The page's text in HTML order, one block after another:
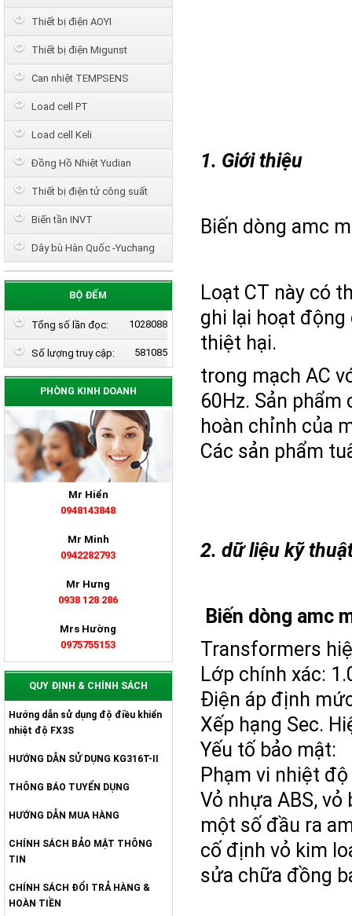
1. Giới thiệu
Biến dòng amc
Loạt CT này có
ghi lại hoạt
thiệt hại.
trong mạch AC
60Hz. Sản
hoàn chỉnh của
Các sản phẩm
2. dữ liệu kỹ
Biến dòng amc
Transformers
Lớp chính xác:
Điện áp định
Xếp hạng Sec.
Yếu tố bảo mật:
Phạm vi nhiệt
Vỏ nhựa ABS,
một số đầu ra
cố định vỏ kim
sửa chữa đồng
Thiết bị điện AOYI
Thiết bị điện Migunst
Can nhiệt TEMPSENS
Load cell PT
Load cell Keli
Đồng Hồ Nhiệt Yudian
Thiết bị điện tử công suất
Biến tần INVT
Dây bù Hàn Quốc -Yuchang
BỘ ĐẾM
1028088
Tổng số lần đọc:
581085
Số lượng truy cập:
PHÒNG KINH DOANH
Mr Hiển
0948143848
Mr Minh
0942282793
Mr Hưng
0938 128 286
Mrs Hường
0975755153
QUY ĐỊNH & CHÍNH SÁCH
Hướng dẫn sử dụng độ điều khiển
nhiệt độ FX3S
HƯỚNG DẪN SỬ DỤNG KG316T-II
THÔNG BÁO TUYỂN DỤNG
HƯỚNG DẪN MUA HÀNG
CHÍNH SÁCH BẢO MẬT THÔNG
TIN
CHÍNH SÁCH ĐỔI TRẢ HÀNG &
HOÀN TIỀN